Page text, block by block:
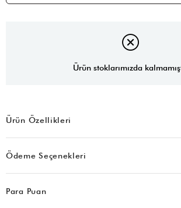
Ürün stoklarımızda
Ürün Özellikleri
Ödeme Seçenekleri
Para Puan